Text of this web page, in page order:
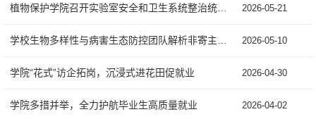
2026-05-21
2026-05-10
学院“花式”访企拓岗，沉浸式进花田促就业 2026-04-30
学院多措并举，全力护航毕业生高质量就业 2026-04-02